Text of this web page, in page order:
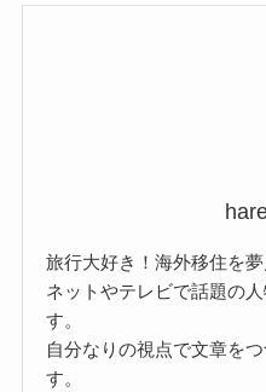
旅行大好き！海外移住を夢
ネットやテレビで話題の
す。
自分なりの視点で文章を
す。